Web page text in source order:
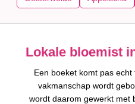
Lokale bloemist
Een boeket komt pas
vakmanschap wordt
wordt daarom gewerkt met